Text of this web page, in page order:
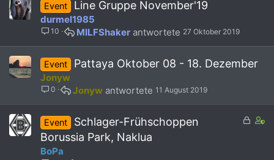
)
Event Line Gruppe November'19
durmel1985
10 27 Oktober 2019
MILFShaker
Event Pattaya Oktober 08 - 18. Dezember
Jonyw
0 11 August 2019
Jonyw
G
C
Event
Schlager-Frühschoppen
Borussia Park, Naklua
BoPa